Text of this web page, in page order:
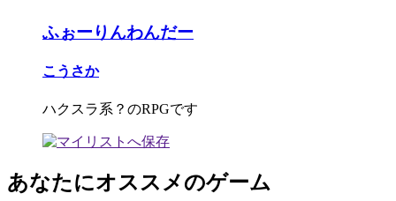
ふぉーりんわんだー
こうさか
ハクスラ系？のRPGです
あなたにオススメのゲーム